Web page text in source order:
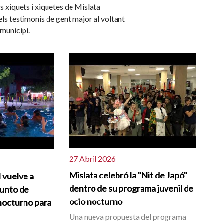
xiquets i xiquetes de Mislata
testimonis de gent major al voltant
vuelve a
de
para
27 Abril 2026
Mislata celebró la "Nit de Japó"
dentro de su programa juvenil de
ocio nocturno
Una nueva propuesta del programa